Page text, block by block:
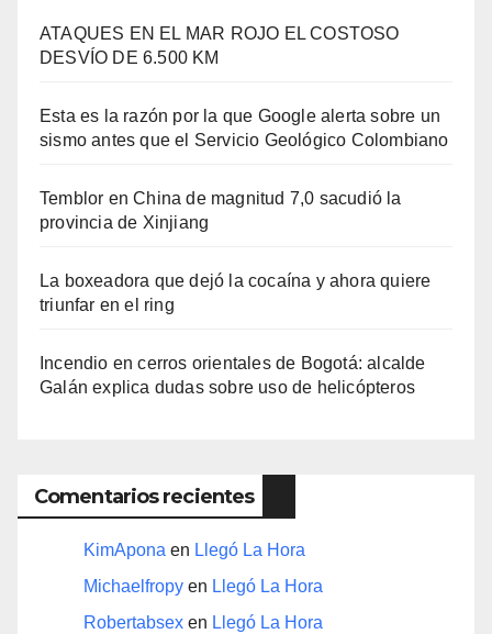
ATAQUES EN EL MAR ROJO EL COSTOSO
DESVÍO DE 6.500 KM
Esta es la razón por la que Google alerta sobre un
sismo antes que el Servicio Geológico Colombiano
Temblor en China de magnitud 7,0 sacudió la
provincia de Xinjiang
La boxeadora que dejó la cocaína y ahora quiere
triunfar en el ring​
Incendio en cerros orientales de Bogotá: alcalde
Galán explica dudas sobre uso de helicópteros
Comentarios recientes
KimApona en Llegó La Hora
Michaelfropy en Llegó La Hora
Robertabsex en Llegó La Hora